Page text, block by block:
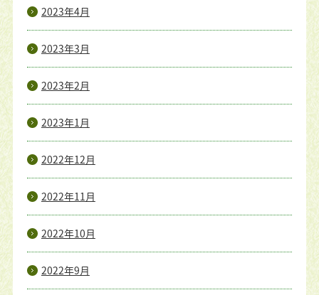
2023年4月
2023年3月
2023年2月
2023年1月
2022年12月
2022年11月
2022年10月
2022年9月